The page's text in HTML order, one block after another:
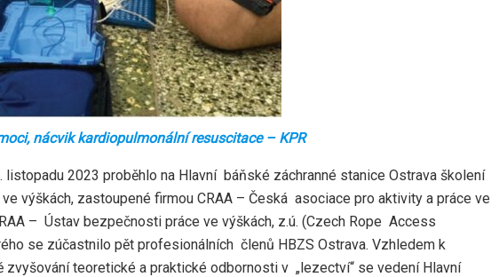
nácvik kardiopulmonální resuscitace – KPR
listopadu 2023 proběhlo na Hlavní báňské záchranné stanice Ostrava školení
výškách, zastoupené firmou CRAA – Česká asociace pro aktivity a práce ve
– Ústav bezpečnosti práce ve výškách, z.ú. (Czech Rope Access
se zúčastnilo pět profesionálních členů HBZS Ostrava. Vzhledem k
teoretické a praktické odbornosti v „lezectví“ se vedení Hlavní